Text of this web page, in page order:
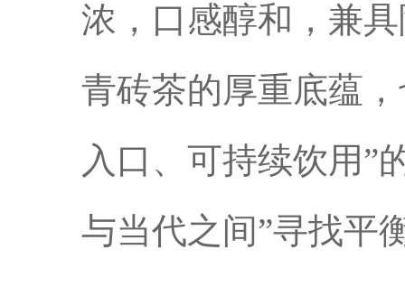
浓，口感醇和，兼
青砖茶的厚重底蕴
入口、可持续饮用”
与当代之间”寻找平